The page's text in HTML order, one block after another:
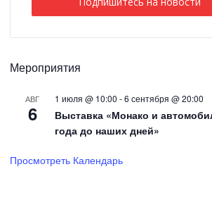
Мероприятия
АВГ
6
1 июля @ 10:00 -6 сентября @ 20:00
Выставка «Монако и
года до наших дней»
Просмотреть Календарь